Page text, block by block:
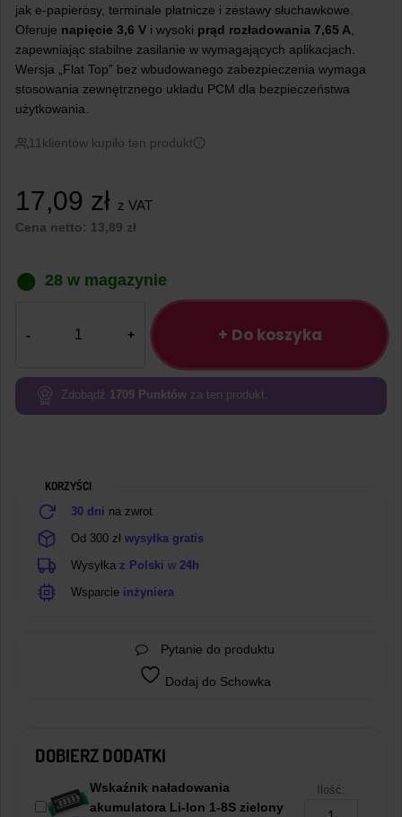
jak e-papierosy, terminale płatnicze i zestawy słuchawkowe.
Oferuje napięcie 3,6 V i wysoki prąd rozładowania 7,65 A
zapewniając stabilne zasilanie w wymagających aplikacjach.
Wersja „Flat Top” bez wbudowanego zabezpieczenia wymaga
stosowania zewnętrznego układu PCM dla bezpieczeństwa
użytkowania.
11 klientów kupiło ten produkt
17,09 zł z VAT
Cena netto: 13,89 zł
28 w magazynie
2550mAh
+ Do koszyka
Zdobądź 1709 Punktów za ten produkt.
KORZYŚCI
30 dni na zwrot
Od 300 zł wysyłka gratis
Wysyłka z Polski w 24h
Wsparcie inżyniera
Pytanie do produktu
Dodaj do Schowka
DOBIERZ DODATKI
Wskaźnik naładowania
akumulatora Li-Ion 1-8S zielony
Ilość: